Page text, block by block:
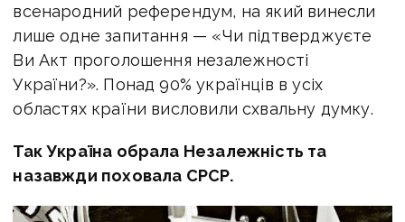
всенародний референдум, на який винесли
лише одне запитання — «Чи підтверджуєте
Ви Акт проголошення незалежності
України?». Понад 90% українців в усіх
областях країни висловили схвальну думку.
Так Україна обрала Незалежність та
назавжди поховала СРСР.